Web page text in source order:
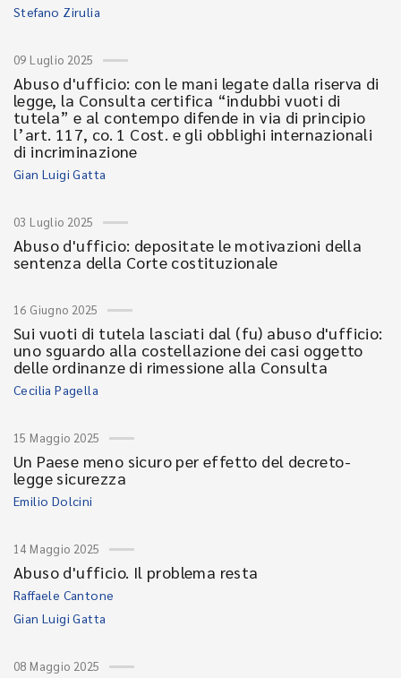
Stefano Zirulia
09 Luglio 2025
Abuso d'ufficio: con le mani legate dalla riserva di
legge, la Consulta certifica “indubbi vuoti di
tutela” e al contempo difende in via di principio
l’art. 117, co. 1 Cost. e gli obblighi internazionali
di incriminazione
Gian Luigi Gatta
03 Luglio 2025
Abuso d'ufficio: depositate le motivazioni della
sentenza della Corte costituzionale
16 Giugno 2025
Sui vuoti di tutela lasciati dal (fu) abuso d'ufficio:
uno sguardo alla costellazione dei casi oggetto
delle ordinanze di rimessione alla Consulta
Cecilia Pagella
15 Maggio 2025
Un Paese meno sicuro per effetto del decreto-
legge sicurezza
Emilio Dolcini
14 Maggio 2025
Abuso d'ufficio. Il problema resta
Raffaele Cantone
Gian Luigi Gatta
08 Maggio 2025